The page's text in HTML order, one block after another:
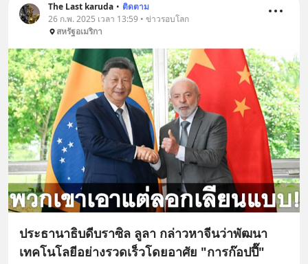
The Last karuda • ติดตาม
26 ก.พ. 2025 เวลา 13:59 • ข่าวรอบโลก
สหรัฐอเมริกา
ประธานาธิบดีบราซิล ลูลา กล่าวหาจีนว่าพัฒนา
เทคโนโลยีอย่างรวดเร็วโดยอาศัย "การก๊อปปี๊"